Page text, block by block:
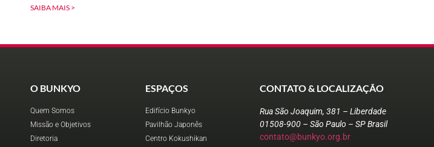
SAIBA MAIS >
O BUNKYO
Quem Somos
Missão e Objetivos
Diretoria
ESPAÇOS
Edifício Bunkyo
Pavilhão Japonês
Centro Kokushikan
CONTATO & LOCALIZAÇÃO
Rua São Joaquim, 381 – Liberdade
01508-900 – São Paulo – SP Brasil
contato@bunkyo.org.br